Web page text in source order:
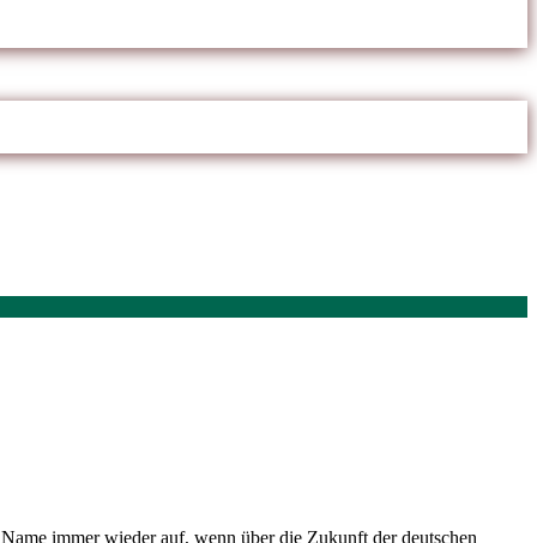
immer wieder auf, wenn über die Zukunft der deutschen